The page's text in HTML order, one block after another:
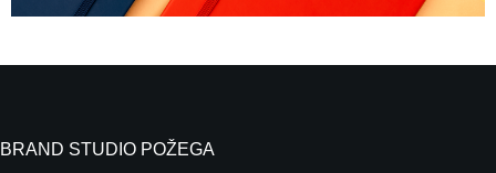
BRAND STUDIO POŽEGA